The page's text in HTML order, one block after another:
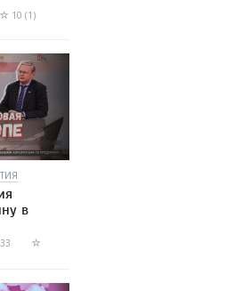
10 (1)
в